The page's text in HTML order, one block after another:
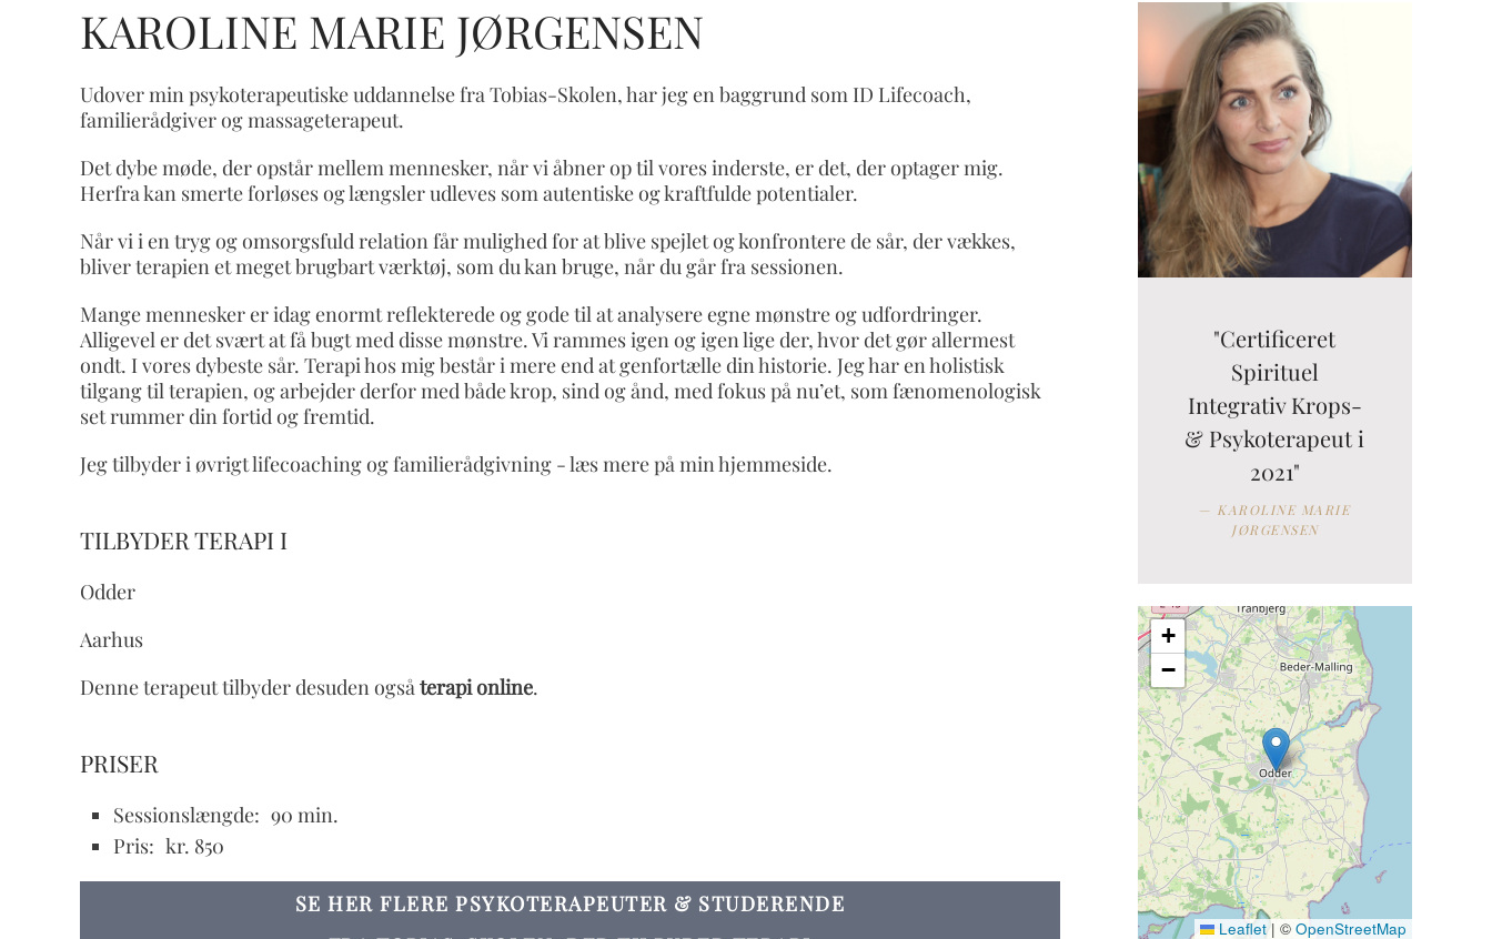
KAROLINE MARIE JØRGENSEN
Udover min psykoterapeutiske uddannelse fra Tobias-Skolen, har jeg en baggrund som ID Lifecoach,
familierådgiver og massageterapeut.
Det dybe møde, der opstår mellem mennesker, når vi åbner op til vores inderste, er det, der optager mig.
Herfra kan smerte forløses og længsler udleves som autentiske og kraftfulde potentialer.
Når vi i en tryg og omsorgsfuld relation får mulighed for at blive spejlet og konfrontere de sår, der vækkes,
bliver terapien et meget brugbart værktøj, som du kan bruge, når du går fra sessionen.
Mange mennesker er idag enormt reflekterede og gode til at analysere egne mønstre og udfordringer.
Alligevel er det svært at få bugt med disse mønstre. Vi rammes igen og igen lige der, hvor det gør allermest
ondt. I vores dybeste sår. Terapi hos mig består i mere end at genfortælle din historie. Jeg har en holistisk
tilgang til terapien, og arbejder derfor med både krop, sind og ånd, med fokus på nu’et, som fænomenologisk
set rummer din fortid og fremtid.
Jeg tilbyder i øvrigt lifecoaching og familierådgivning - læs mere på min hjemmeside.
TILBYDER TERAPI I
Odder
Aarhus
Denne terapeut tilbyder desuden ogsåterapi online.
PRISER
Sessionslængde: 90 min.
Pris: kr. 850
SE HER FLERE PSYKOTERAPEUTER & STUDERENDE
"Certificeret
Spirituel
Integrativ Krops-
& Psykoterapeut i
2021"
KAROLINE MARIE
JØRGENSEN
+
−
Leaflet | © OpenStreetMap